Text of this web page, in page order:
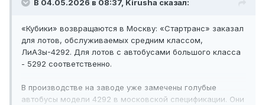
В 04.05.2026 в 08:37, Kirusha сказал:
«Кубики» возвращаются в Москву: «Стартранс» заказал
для лотов, обслуживаемых средним классом,
ЛиАЗы-4292. Для лотов с автобусами большого класса
- 5292 соответственно.
В производстве на заводе уже замечены голубые
автобусы модели 4292 в московской спецификации. Они